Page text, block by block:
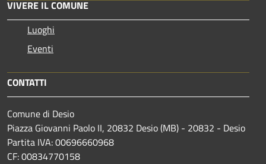
VIVERE IL COMUNE
Luoghi
Eventi
CONTATTI
Comune di Desio
Piazza Giovanni Paolo II, 20832 Desio (MB) - 20832 - Desio
Partita IVA: 00696660968
CF: 00834770158